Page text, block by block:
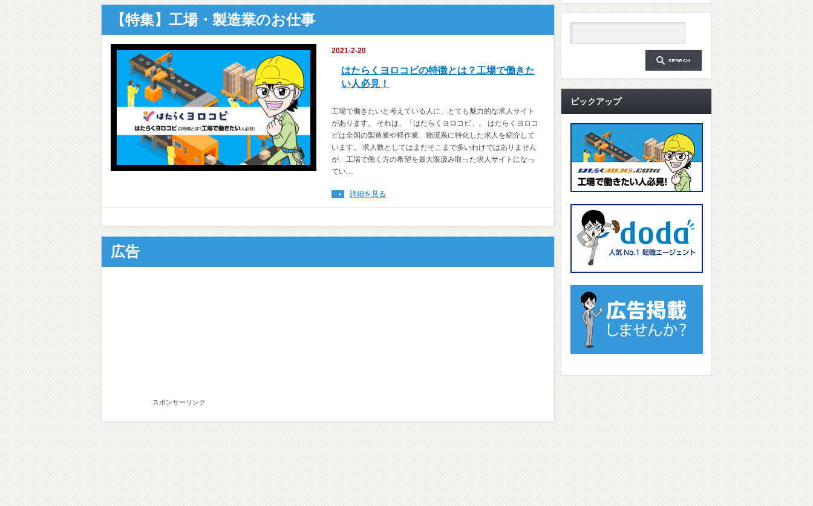
【特集】工場・製造業のお仕事
2021-2-20
はたらくヨロコビの特徴とは？工場で働きた
い人必見！
工場で働きたいと考えている人に、とても魅力的な求人サイト
があります。 それは、「はたらくヨロコビ」。 はたらくヨロコ
ビは全国の製造業や軽作業、物流系に特化した求人を紹介して
います。 求人数としてはまだそこまで多いわけではありません
が、工場で働く方の希望を最大限汲み取った求人サイトになっ
てい…
詳細を見る
広告
スポンサーリンク
ピックアップ